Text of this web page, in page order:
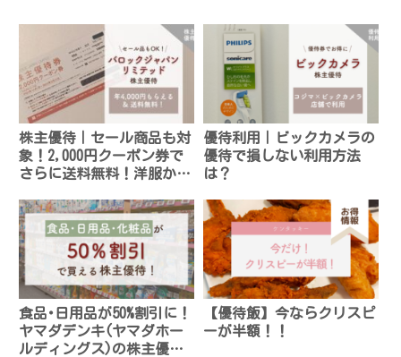
株主優待｜セール商品も対
象！2,000円クーポン券で
さらに送料無料！洋服から
優待利用｜ビックカメラの
優待で損しない利用方法
は？
食品･日用品が50%割引に！
ヤマダデンキ(ヤマダホー
ルディングス)の株主優待
【優待飯】今ならクリスピ
ーが半額！！